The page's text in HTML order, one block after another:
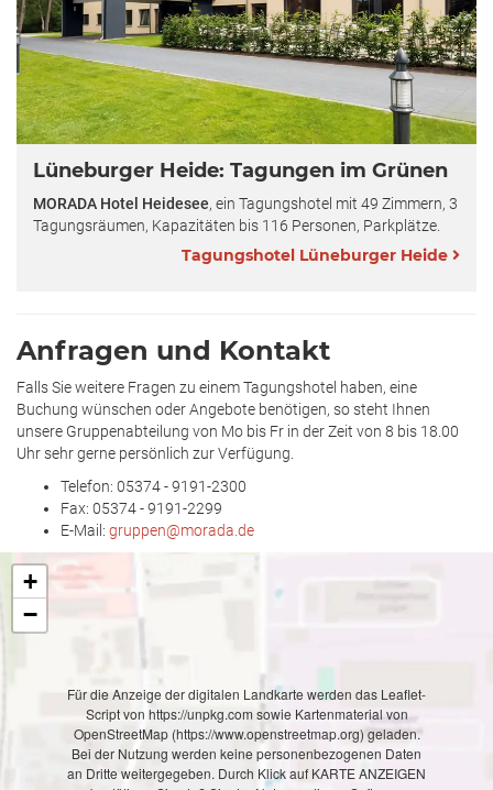
Lüneburger Heide: Tagungen im Grünen
MORADA Hotel Heidesee, ein Tagungshotel mit 49 Zimmern, 3
Tagungsräumen, Kapazitäten bis 116 Personen, Parkplätze.
Tagungshotel Lüneburger Heide
Anfragen und Kontakt
Falls Sie weitere Fragen zu einem Tagungshotel haben, eine
Buchung wünschen oder Angebote benötigen, so steht Ihnen
unsere Gruppenabteilung von Mo bis Fr in der Zeit von 8 bis 18.00
Uhr sehr gerne persönlich zur Verfügung.
Telefon: 05374 - 9191-2300
Fax: 05374 - 9191-2299
E-Mail: gruppen@morada.de
Für die Anzeige der digitalen Landkarte werden das Leaflet-
Script von https://unpkg.com sowie Kartenmaterial von
OpenStreetMap (https://www.openstreetmap.org) geladen.
Bei der Nutzung werden keine personenbezogenen Daten
an Dritte weitergegeben. Durch Klick auf KARTE ANZEIGEN
+
−